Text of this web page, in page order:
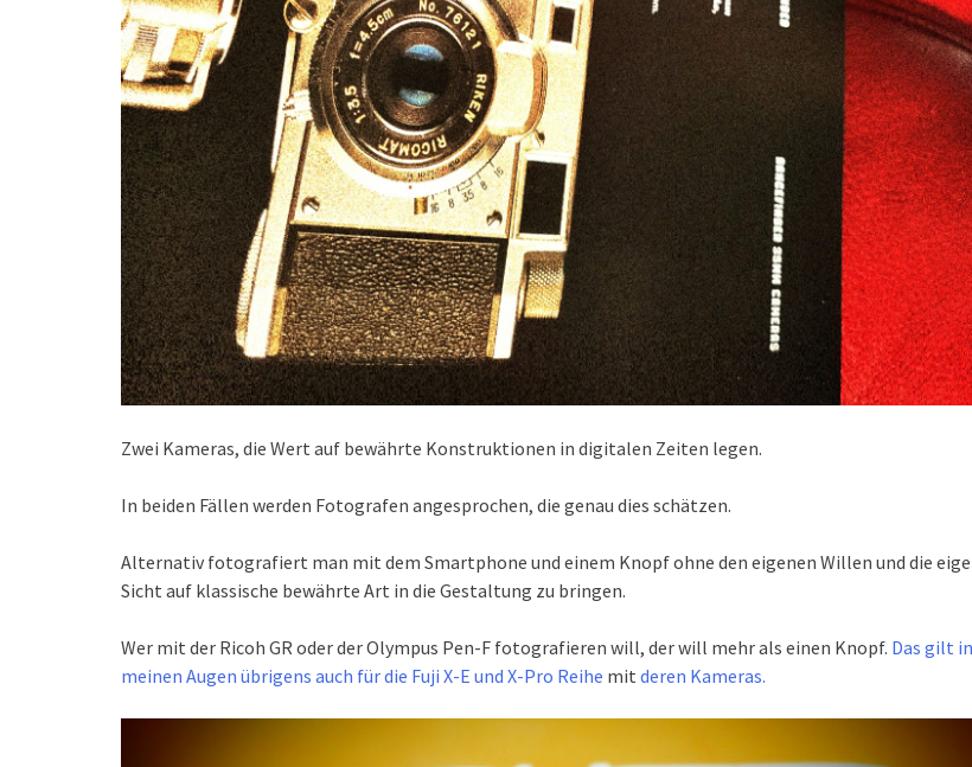
Zwei Kameras, die Wert auf bewährte Konstruktionen in digitalen Zeiten legen.
In beiden Fällen werden Fotografen angesprochen, die genau dies schätzen.
Alternativ fotografiert man mit dem Smartphone und einem Knopf ohne den eigenen Willen und die
Sicht auf klassische bewährte Art in die Gestaltung zu bringen.
Wer mit der Ricoh GR oder der Olympus Pen-F fotografieren will, der will mehr als einen Knopf. Das gilt in
meinen Augen übrigens auch für die Fuji X-E und X-Pro Reihe mit deren Kameras.